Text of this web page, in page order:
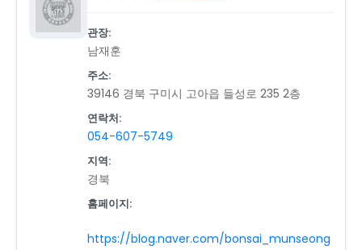
관장:
남재훈
주소:
39146 경북 구미시 고아읍 들성로 235 2층
연락처:
054-607-5749
지역:
경북
홈페이지:
https://blog.naver.com/bonsai_munseong